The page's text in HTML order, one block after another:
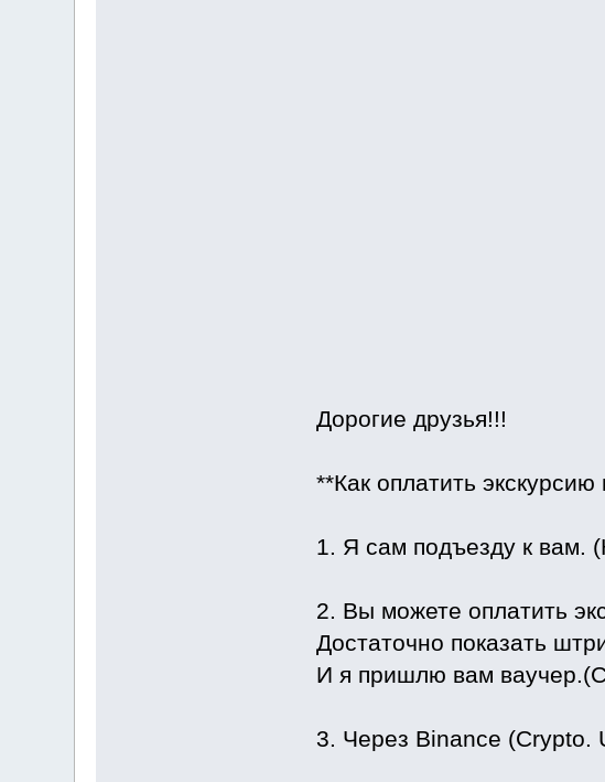
Дорогие друзья!!!
**Как оплатить
1. Я сам подъезду к вам.
2. Вы можете оплатить
Достаточно показать
И я пришлю вам
3. Через Binance (Crypto.